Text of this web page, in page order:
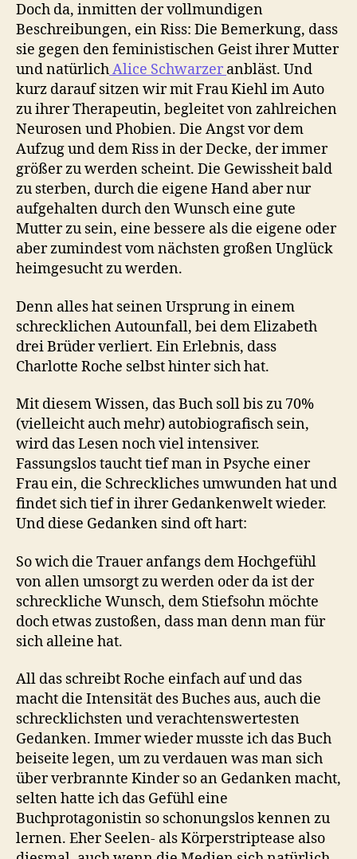
Doch da, inmitten der vollmundigen
Beschreibungen, ein Riss: Die Bemerkung, dass
sie gegen den feministischen Geist ihrer Mutter
und natürlichAlice Schwarzer anbläst. Und
kurz darauf sitzen wir mit Frau Kiehl im Auto
zu ihrer Therapeutin, begleitet von zahlreichen
Neurosen und Phobien. Die Angst vor dem
Aufzug und dem Riss in der Decke, der immer
größer zu werden scheint. Die Gewissheit bald
zu sterben, durch die eigene Hand aber nur
aufgehalten durch den Wunsch eine gute
Mutter zu sein, eine bessere als die eigene oder
aber zumindest vom nächsten großen Unglück
heimgesucht zu werden.
Denn alles hat seinen Ursprung in einem
schrecklichen Autounfall, bei dem Elizabeth
drei Brüder verliert. Ein Erlebnis, dass
Charlotte Roche selbst hinter sich hat.
Mit diesem Wissen, das Buch soll bis zu 70%
(vielleicht auch mehr) autobiografisch sein,
wird das Lesen noch viel intensiver.
Fassungslos taucht tief man in Psyche einer
Frau ein, die Schreckliches umwunden hat und
findet sich tief in ihrer Gedankenwelt wieder.
Und diese Gedanken sind oft hart:
So wich die Trauer anfangs dem Hochgefühl
von allen umsorgt zu werden oder da ist der
schreckliche Wunsch, dem Stiefsohn möchte
doch etwas zustoßen, dass man denn man für
sich alleine hat.
All das schreibt Roche einfach auf und das
macht die Intensität des Buches aus, auch die
schrecklichsten und verachtenswertesten
Gedanken. Immer wieder musste ich das Buch
beiseite legen, um zu verdauen was man sich
über verbrannte Kinder so an Gedanken macht,
selten hatte ich das Gefühl eine
Buchprotagonistin so schonungslos kennen zu
lernen. Eher Seelen- als Körperstriptease also